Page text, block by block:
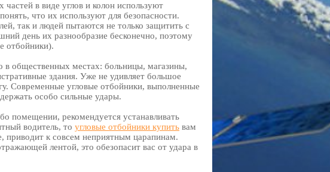
в виде углов и колон используют
что их используют для безопасности.
так и людей пытаются не только защитить с
день их разнообразие бесконечно, поэтому
отбойники).
общественных местах: больницы, магазины,
здания. Уже не удивляет большое
Современные угловые отбойники, выполненные
особо сильные удары.
помещении, рекомендуется устанавливать
водитель, то угловые отбойники купить вам
приводит к совсем неприятным царапинам.
лентой, это обезопасит вас от удара в